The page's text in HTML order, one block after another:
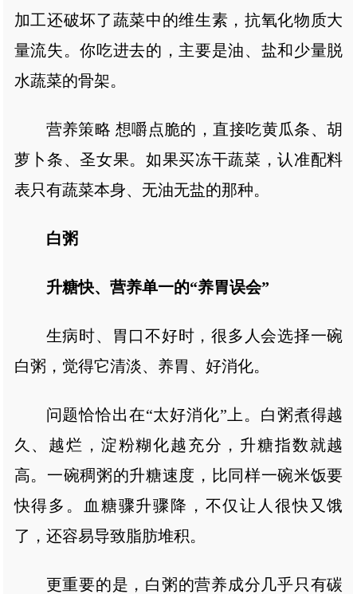
加工还破坏了蔬菜中的维生素，抗氧化物质大
量流失。你吃进去的，主要是油、盐和少量脱
水蔬菜的骨架。
营养策略 想嚼点脆的，直接吃黄瓜条、胡
萝卜条、圣女果。如果买冻干蔬菜，认准配料
表只有蔬菜本身、无油无盐的那种。
白粥
升糖快、营养单一的“养胃误会”
生病时、胃口不好时，很多人会选择一碗
白粥，觉得它清淡、养胃、好消化。
问题恰恰出在“太好消化”上。白粥煮得越
久、越烂，淀粉糊化越充分，升糖指数就越
高。一碗稠粥的升糖速度，比同样一碗米饭要
快得多。血糖骤升骤降，不仅让人很快又饿
了，还容易导致脂肪堆积。
更重要的是，白粥的营养成分几乎只有碳